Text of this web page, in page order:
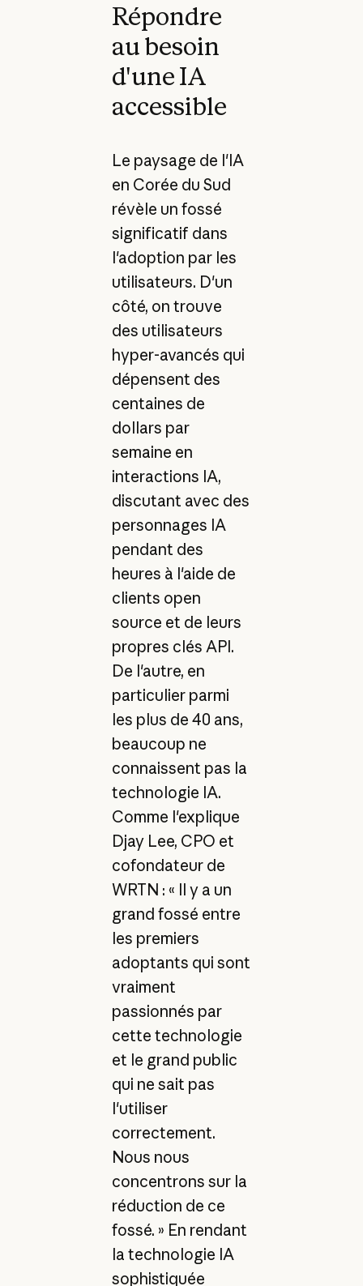
Répondre
au besoin
d'une IA
accessible
Le paysage de l'IA
en Corée du Sud
révèle un fossé
significatif dans
l'adoption par les
utilisateurs. D'un
côté, on trouve
des utilisateurs
hyper-avancés qui
dépensent des
centaines de
dollars par
semaine en
interactions IA,
discutant avec des
personnages IA
pendant des
heures à l'aide de
clients open
source et de leurs
propres clés API.
De l'autre, en
particulier parmi
les plus de 40 ans,
beaucoup ne
connaissent pas la
technologie IA.
Comme l'explique
Djay Lee, CPO et
cofondateur de
WRTN : « Il y a un
grand fossé entre
les premiers
adoptants qui sont
vraiment
passionnés par
cette technologie
et le grand public
qui ne sait pas
l'utiliser
correctement.
Nous nous
concentrons sur la
réduction de ce
fossé. » En rendant
la technologie IA
sophistiquée